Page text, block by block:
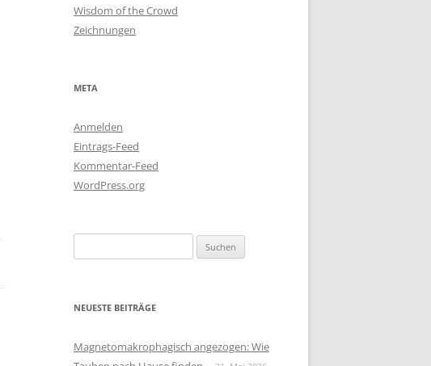
Wisdom of the Crowd
Zeichnungen
META
Anmelden
Eintrags-Feed
Kommentar-Feed
WordPress.org
nach:
NEUESTE BEITRÄGE
Magnetomakrophagisch angezogen: Wie